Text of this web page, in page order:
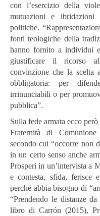
con l’esercizio della
mutuazioni e
politiche.
fonti teologiche della
hanno fornito a individui
giustificare il ricorso
convinzione che la scelta
obbligatoria: per
irrinunciabili o per
pubblica”.
Sulla fede armata ecco
Fraternità di
secondo cui “occorre non
in un certo senso anche
Prosperi in un’intervista a
e contesta, sfida, ferisce
perché abbia bisogno di
“Prendendo le distanze
libro di Carrón (2015),